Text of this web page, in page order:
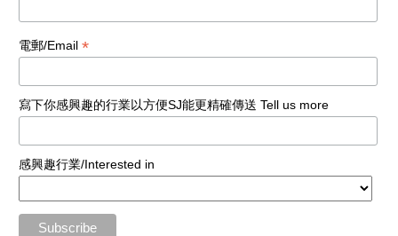
電郵/Email *
寫下你感興趣的行業以方便SJ能更精確傳送 Tell us more
感興趣行業/Interested in